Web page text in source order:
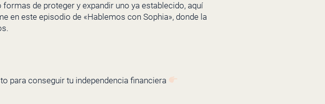
de proteger y expandir uno ya establecido, aquí
en este episodio de «Hablemos con Sophia», donde la
para conseguir tu independencia financiera